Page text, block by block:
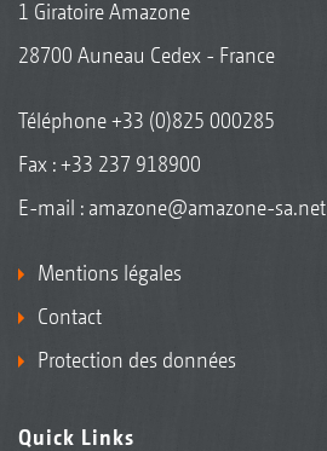
1 Giratoire Amazone
28700 Auneau Cedex - France
Téléphone+33 (0)825 000285
Fax : +33 237 918900
E-mail : amazone@amazone-sa.net
Mentions légales
Contact
Protection des données
Quick Links